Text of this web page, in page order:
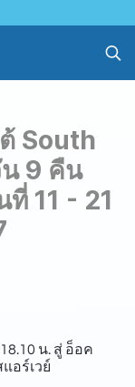
South
9 คืน
11 - 21
น. สู่ อ็อค
อร์เวย์